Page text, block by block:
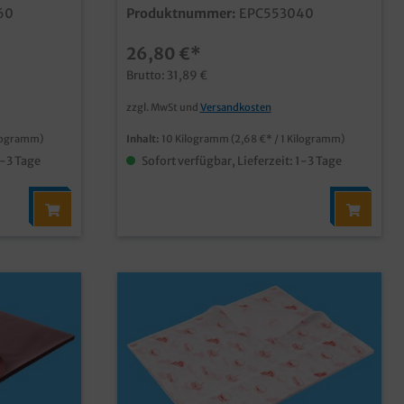
Tage
(ca. 1390 Blatt) im Kartonpraktisches
und günstiges
55g/m²umweltfreundliche
Verpackungslösung aus Cellulose
Papierfür trockene und nicht fettende
Lebensmittel
Produktnummer: EPC553040
26,80 €*
Brutto: 31,89 €
zzgl. MwSt und Versandkosten
Inhalt: 10 Kilogramm (2,68 €* / 1 Kilogramm)
Sofort verfügbar, Lieferzeit: 1-3 Tage